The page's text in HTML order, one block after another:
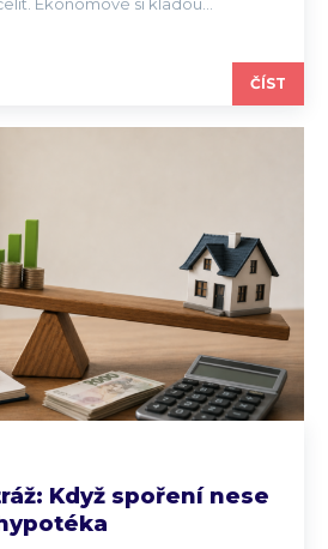
ČÍST
Když spoření nese